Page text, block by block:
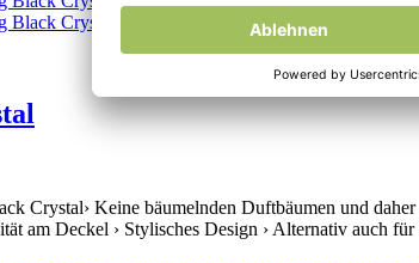
Crystal› Keine bäumelnden Duftbäumen und
am Deckel › Stylisches Design › Alternativ auch